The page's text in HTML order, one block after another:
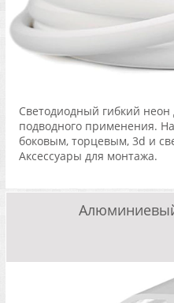
Светодиодный гибкий
подводного применения.
боковым, торцевым, 3d и
Аксессуары для монтажа.